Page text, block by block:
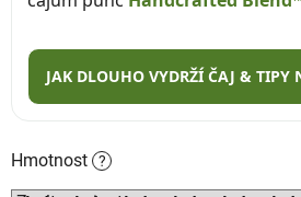
JAK DLOUHO VYDRŽÍ ČAJ & TIPY
Hmotnost ?